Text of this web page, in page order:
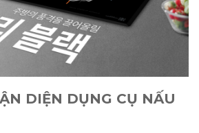
DIỆN DỤNG CỤ NẤU